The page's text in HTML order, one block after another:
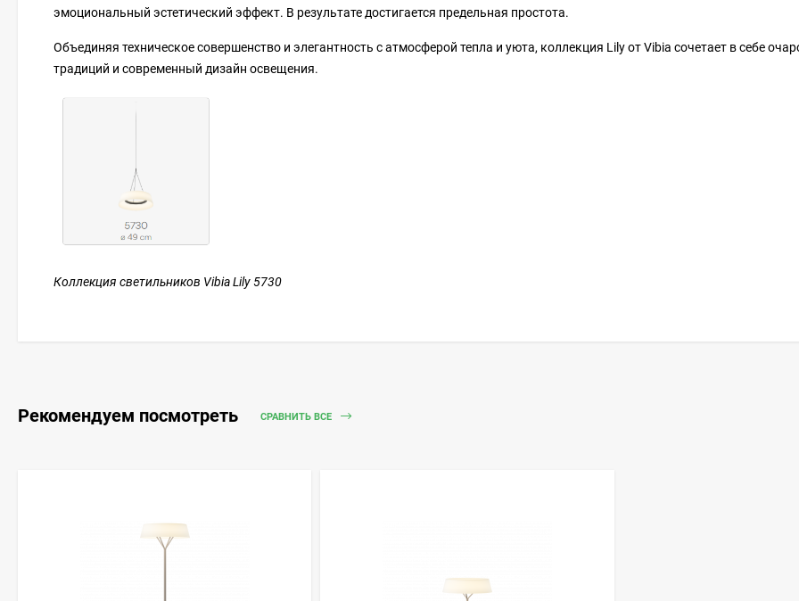
эмоциональный эстетический эффект. В результате достигается предельная простота.
Объединяя техническое совершенство и элегантность с атмосферой тепла и уюта, коллекция Lily от Vibia сочетает в себе
традиций и современный дизайн освещения.
Коллекция светильников Vibia Lily 5730
Рекомендуем посмотреть СРАВНИТЬ ВСЕ